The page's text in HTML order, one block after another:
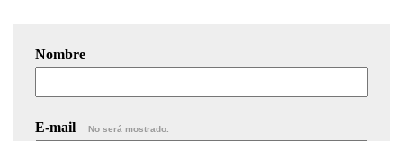
Nombre
E-mail No será mostrado.